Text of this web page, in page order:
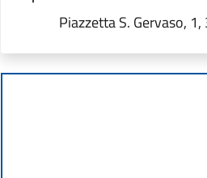
Piazzetta S. Gervaso,